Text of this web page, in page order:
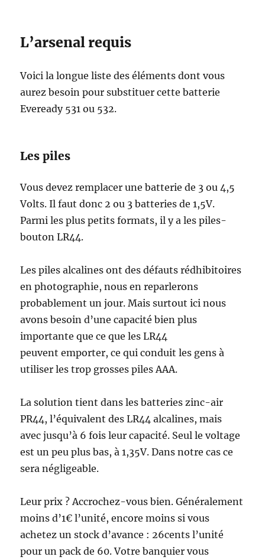
L’arsenal requis
Voici la longue liste des éléments dont vous
aurez besoin pour substituer cette batterie
Eveready 531 ou 532.
Les piles
Vous devez remplacer une batterie de 3 ou 4,5
Volts. Il faut donc 2 ou 3 batteries de 1,5V.
Parmi les plus petits formats, il y a les piles-
bouton LR44.
Les piles alcalines ont des défauts rédhibitoires
en photographie, nous en reparlerons
probablement un jour. Mais surtout ici nous
avons besoin d’une capacité bien plus
importante que ce que les LR44
peuvent emporter, ce qui conduit les gens à
utiliser les trop grosses piles AAA.
La solution tient dans les batteries zinc-air
PR44, l’équivalent des LR44 alcalines, mais
avec jusqu’à 6 fois leur capacité. Seul le voltage
est un peu plus bas, à 1,35V. Dans notre cas ce
sera négligeable.
Leur prix ? Accrochez-vous bien. Généralement
moins d’1€ l’unité, encore moins si vous
achetez un stock d’avance : 26cents l’unité
pour un pack de 60. Votre banquier vous